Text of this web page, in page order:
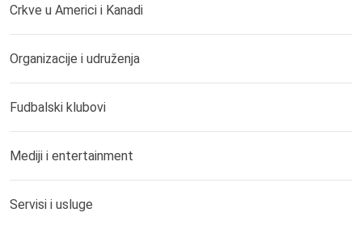
Crkve u Americi i Kanadi
Organizacije i udruženja
Fudbalski klubovi
Mediji i entertainment
Servisi i usluge